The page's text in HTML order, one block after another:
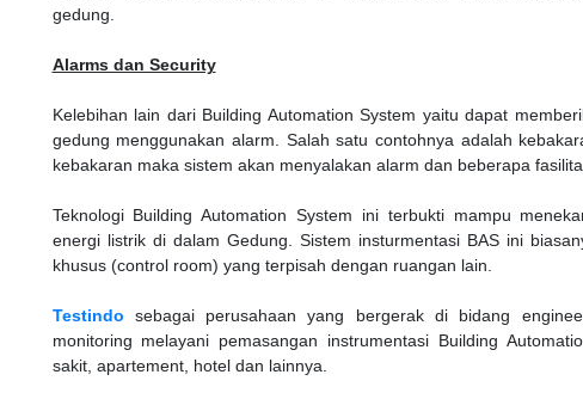
gedung.
Alarms dan Security
Kelebihan lain dari Building Automation System yaitu dapat
gedung menggunakan alarm. Salah satu contohnya adalah
kebakaran maka sistem akan menyalakan alarm dan beberapa
Teknologi Building Automation System ini terbukti mampu
energi listrik di dalam Gedung. Sistem insturmentasi BAS ini
khusus (control room) yang terpisah dengan ruangan lain.
Testindo sebagai perusahaan yang bergerak di bidang
monitoring melayani pemasangan instrumentasi Building
sakit, apartement, hotel dan lainnya.